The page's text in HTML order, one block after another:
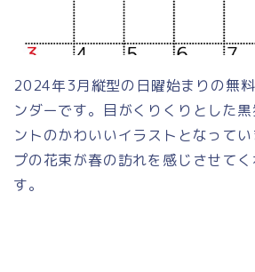
2024年3月縦型の日曜始まりの無
ンダーです。目がくりくりとした
ントのかわいいイラストとなって
プの花束が春の訪れを感じさせて
す。